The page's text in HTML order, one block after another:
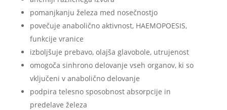
pomanjkanju železa med nosečnostjo
povečuje anabolično aktivnost, HAEMOPOESIS,
funkcije vranice
izboljšuje prebavo, olajša glavobole, utrujenost
omogoča sinhrono delovanje vseh organov, ki so
vključeni v anabolično delovanje
podpira telesno sposobnost absorpcije in
predelave železa